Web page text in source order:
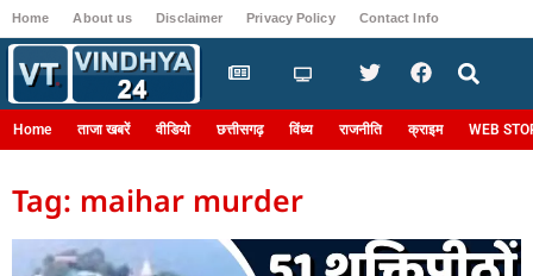
Home About us Disclaimer Privacy Policy Contact Info
Home ताजा खबरें वीडियो छत्तीसगढ़ विंध्य राजनीति क्राइम WEB
Tag: maihar murder